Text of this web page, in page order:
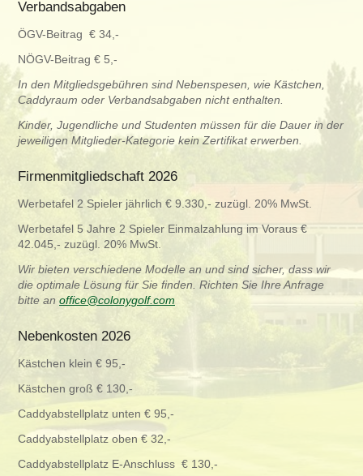
Verbandsabgaben
ÖGV-Beitrag € 34,-
NÖGV-Beitrag € 5,-
In den Mitgliedsgebühren sind Nebenspesen, wie Kästchen,
Caddyraum oder Verbandsabgaben nicht enthalten.
Kinder, Jugendliche und Studenten müssen für die Dauer in der
jeweiligen Mitglieder-Kategorie kein Zertifikat erwerben.
Firmenmitgliedschaft 2026
Werbetafel 2 Spieler jährlich € 9.330,- zuzügl. 20% MwSt.
Werbetafel 5 Jahre 2 Spieler Einmalzahlung im Voraus €
42.045,- zuzügl. 20% MwSt.
Wir bieten verschiedene Modelle an und sind sicher, dass wir
die optimale Lösung für Sie finden. Richten Sie Ihre Anfrage
bitte an office@colonygolf.com
Nebenkosten 2026
Kästchen klein € 95,-
Kästchen groß € 130,-
Caddyabstellplatz unten € 95,-
Caddyabstellplatz oben € 32,-
Caddyabstellplatz E-Anschluss € 130,-